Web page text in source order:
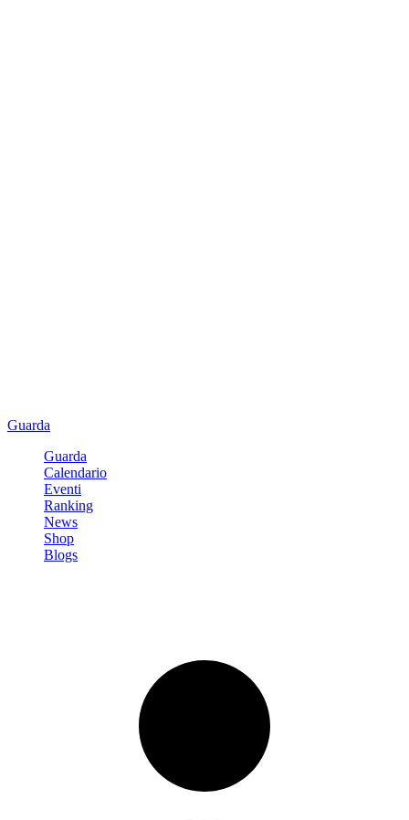
Guarda
Guarda
Calendario
Eventi
Ranking
News
Shop
Blogs